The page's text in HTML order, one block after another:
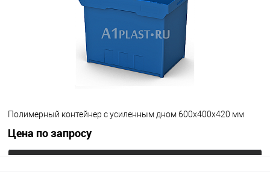
Полимерный контейнер с усиленным дном 600х400х420 мм
Цена по запросу